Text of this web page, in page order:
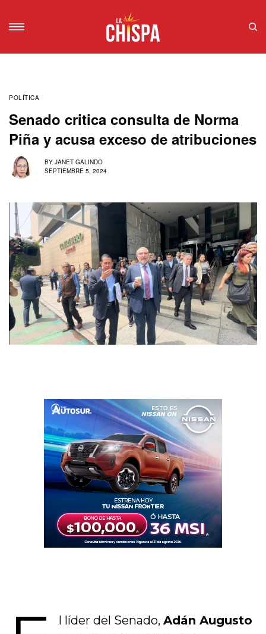
POLÍTICA
Senado critica consulta de Norma
Piña y acusa exceso de atribuciones
BY JANET GALINDO
SEPTIEMBRE 5, 2024
l líder del Senado, Adán Augusto